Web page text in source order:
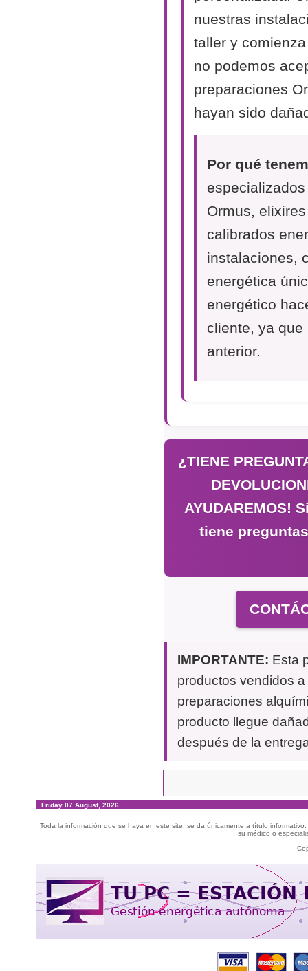
nuestras
taller y
no podemos
preparaciones
hayan sido
Por qué
Ormus,
calibrados
instalaciones,
energética
energético
cliente, ya
anterior.
¿TIENE
AYUDAREMOS!
tiene
IMPORTANTE: Esta
productos vendidos
preparaciones
producto llegue
después de la
Friday 07 August, 2026
Toda la información que se haya en este site, se da únicamente a título
su médico o